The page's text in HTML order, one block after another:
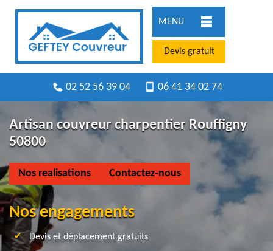
MENU
Devis gratuit
02 52 56 39 04 06 41 34 02 74
Artisan couvreur charpentier Rouffigny
50800
Nos realisations Contactez-nous
Nos engagements
Devis et déplacement gratuits